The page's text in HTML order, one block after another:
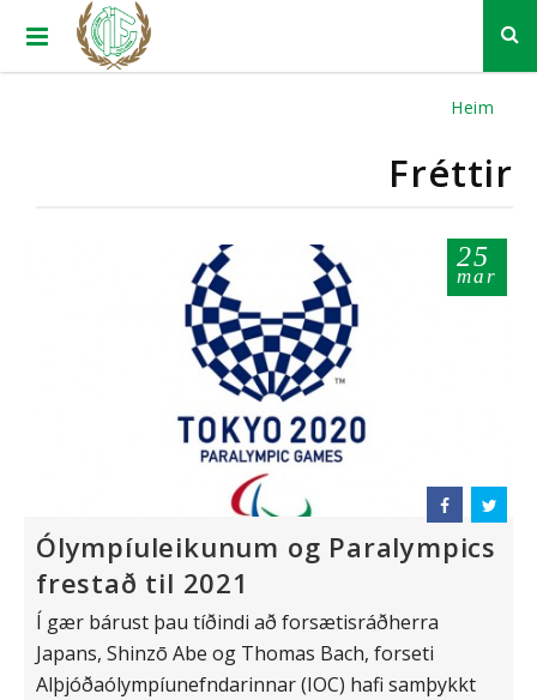
Heim
Fréttir
25
mar
Ólympíuleikunum og Paralympics
frestað til 2021
Í gær bárust þau tíðindi að forsætisráðherra
Japans, Shinzō Abe og Thomas Bach, forseti
Alþjóðaólympíunefndarinnar (IOC) hafi samþykkt